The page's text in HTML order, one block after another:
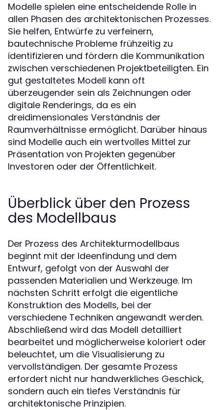
Modelle spielen eine entscheidende Rolle in
allen Phasen des architektonischen Prozesses.
Sie helfen, Entwürfe zu verfeinern,
bautechnische Probleme frühzeitig zu
identifizieren und fördern die Kommunikation
zwischen verschiedenen Projektbeteiligten. Ein
gut gestaltetes Modell kann oft
überzeugender sein als Zeichnungen oder
digitale Renderings, da es ein
dreidimensionales Verständnis der
Raumverhältnisse ermöglicht. Darüber hinaus
sind Modelle auch ein wertvolles Mittel zur
Präsentation von Projekten gegenüber
Investoren oder der Öffentlichkeit.
Überblick über den Prozess
des Modellbaus
Der Prozess des Architekturmodellbaus
beginnt mit der Ideenfindung und dem
Entwurf, gefolgt von der Auswahl der
passenden Materialien und Werkzeuge. Im
nächsten Schritt erfolgt die eigentliche
Konstruktion des Modells, bei der
verschiedene Techniken angewandt werden.
Abschließend wird das Modell detailliert
bearbeitet und möglicherweise koloriert oder
beleuchtet, um die Visualisierung zu
vervollständigen. Der gesamte Prozess
erfordert nicht nur handwerkliches Geschick,
sondern auch ein tiefes Verständnis für
architektonische Prinzipien.